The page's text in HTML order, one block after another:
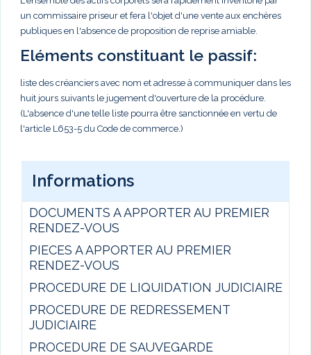
un commissaire priseur et fera l'objet d'une vente aux enchères
publiques en l'absence de proposition de reprise amiable.
Eléments constituant le passif:
liste des créanciers avec nom et adresse à communiquer dans les
huit jours suivants le jugement d'ouverture de la procédure.
(L'absence d'une telle liste pourra être sanctionnée en vertu de
l'article L653-5 du Code de commerce.)
Informations
DOCUMENTS A APPORTER AU PREMIER
RENDEZ-VOUS
PIECES A APPORTER AU PREMIER
RENDEZ-VOUS
PROCEDURE DE LIQUIDATION JUDICIAIRE
PROCEDURE DE REDRESSEMENT
JUDICIAIRE
PROCEDURE DE SAUVEGARDE